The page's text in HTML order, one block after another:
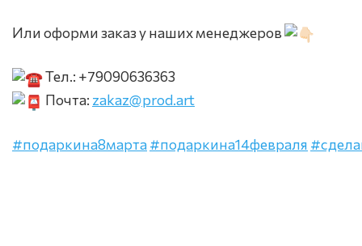
Или оформи заказ у наших менеджеров
Тел.: +79090636363
Почта: zakaz@prod.art
#подаркина8марта#подаркина14февраля